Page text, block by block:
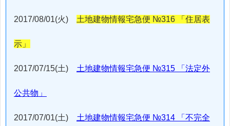
2017/08/01(火) 土地建物情報宅急便 №316 「住居表
示」
2017/07/15(土) 土地建物情報宅急便 №315 「法定外
公共物」
2017/07/01(土) 土地建物情報宅急便 №314 「不完全